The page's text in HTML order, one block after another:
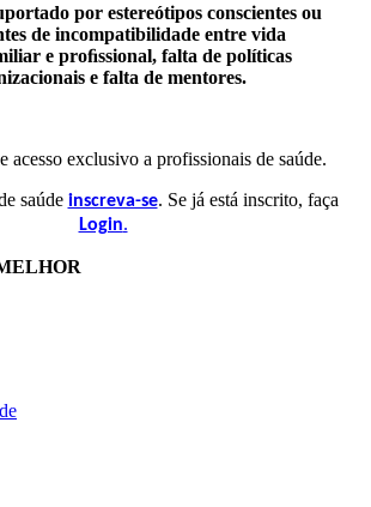
por estereótipos conscientes ou
de incompatibilidade entre vida
e proﬁssional, falta de políticas
e falta de mentores.
acesso exclusivo a profissionais de saúde.
saúde inscreva-se. Se já está inscrito, faça
Login.